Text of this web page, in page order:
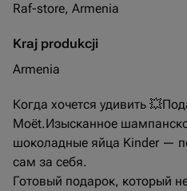
Raf-store, Armenia
Kraj produkcji
Armenia
Когда хочется удивить
Moët.Изысканное
шоколадные яйца Kinder —
сам за себя.
Готовый подарок, который